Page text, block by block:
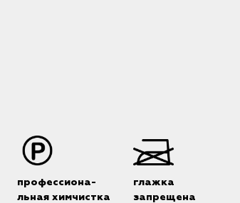
профессиона-
льная химчистка
глажка
запрещена